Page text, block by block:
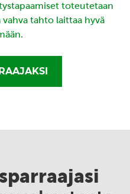
toteutetaan
tahto laittaa hyvä